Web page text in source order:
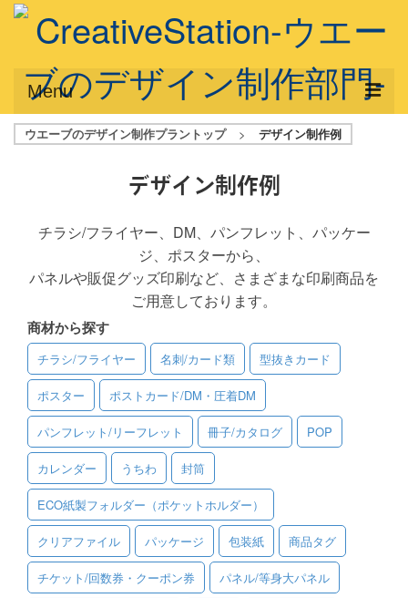
Menu
サービス概要
デザインプラン
フルデザイン
データ修正
写真からイラスト作成
デザイン制作例
ご利用料金
ご利用ガイド
ご利用の流れ
ご注文方法について
キャンセルについて
FAQ（よくあるご質問）
ウエーブのデザイン制作プラントップ > デザイン制作例
デザイン制作例
チラシ/フライヤー、DM、パンフレット、パッケー
ジ、ポスターから、
パネルや販促グッズ印刷など、さまざまな印刷商品を
ご用意しております。
商材から探す
チラシ/フライヤー 名刺/カード類 型抜きカード
ポスター ポストカード/DM・圧着DM
パンフレット/リーフレット 冊子/カタログ POP
カレンダー うちわ 封筒
ECO紙製フォルダー（ポケットホルダー）
クリアファイル パッケージ 包装紙 商品タグ
チケット/回数券・クーポン券 パネル/等身大パネル